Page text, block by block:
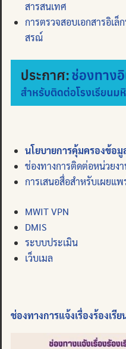
สารสนเทศ
การตรวจสอบเอกสารอิเ
สรณ์
นโยบายการคุ้มครองข้อ
ช่องทางการติดต่อหน่วยง
การเสนอสื่อสำหรับเผยแ
MWIT VPN
DMIS
ระบบประเมิน
เว็บเมล
ช่องทางการแจ้งเรื่องร้องเรีย